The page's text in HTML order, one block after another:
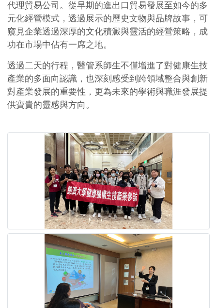
代理貿易公司。從早期的進出口貿易發展至如今的多
元化經營模式，透過展示的歷史文物與品牌故事，可
窺見企業透過深厚的文化積澱與靈活的經營策略，成
功在市場中佔有一席之地。
透過二天的行程，醫管系師生不僅增進了對健康生技
產業的多面向認識，也深刻感受到跨領域整合與創新
對產業發展的重要性，更為未來的學術與職涯發展提
供寶貴的靈感與方向。